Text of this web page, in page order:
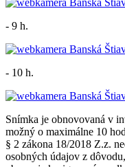
- 9 h.
- 10 h.
Snímka je obnovovaná v
možný o maximálne 10
§ 2 zákona 18/2018 Z.z.
osobných údajov z